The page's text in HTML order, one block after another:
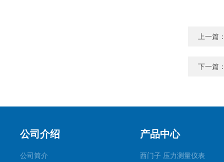
上一篇
下一篇
公司介绍
公司简介
产品中心
西门子 压力测量仪表